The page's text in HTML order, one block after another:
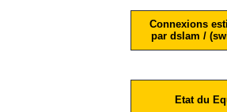
Connexions
par dslam /
Etat du